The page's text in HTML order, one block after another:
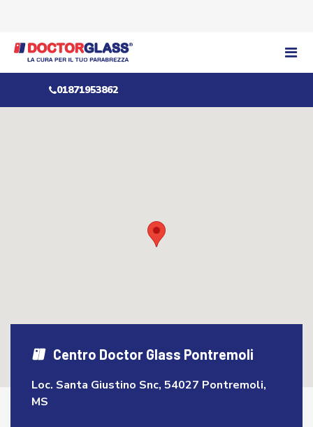
01871953862
Centro Doctor Glass Pontremoli
Loc. Santa Giustino Snc, 54027 Pontremoli,
MS